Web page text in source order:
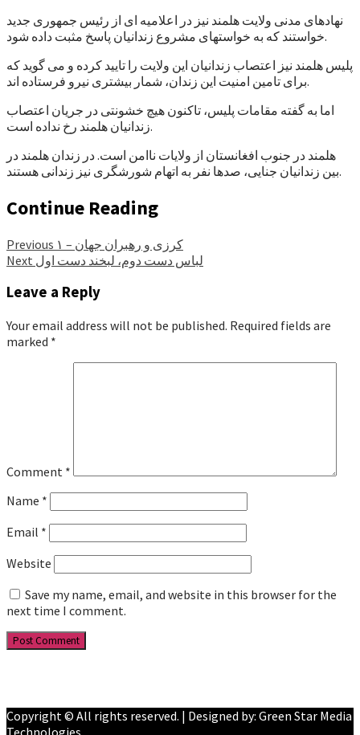
نهادهای مدنی ولایت هلمند نیز در اعلامیه ای از رئیس جمهوری جدید
خواستند که به خواستهای مشروع زندانیان پاسخ مثبت داده شود.
پلیس هلمند نیز اعتصاب زندانیان این ولایت را تایید کرده و می گوید که
برای تامین امنیت این زندان، شمار بیشتری نیرو فرستاده اند.
اما به گفته مقامات پلیس، تاکنون هیچ خشونتی در جریان اعتصاب
زندانیان هلمند رخ نداده است.
هلمند در جنوب افغانستان از ولایات ناامن است. در زندان هلمند در
بین زندانیان جنایی، صدها نفر به اتهام شورشگری نیز زندانی هستند.
Continue Reading
Previous
کرزی و رهبران جهان – ۱
Next لباس دست دوم، لبخند دست اول
Leave a Reply
Your email address will not be published. Required fields are
marked *
Comment *
Name *
Email *
Website
Save my name, email, and website in this browser for the
next time I comment.
Copyright © All rights reserved. | Designed by: Green Star Media